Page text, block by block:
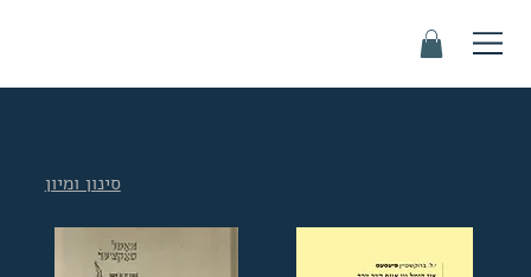
סינון ומיון